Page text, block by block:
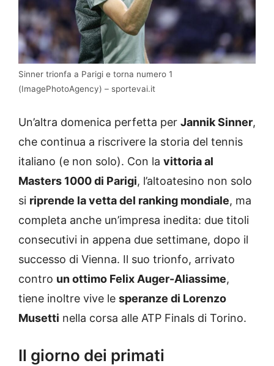
Sinner trionfa a Parigi e torna numero 1
(ImagePhotoAgency) – sportevai.it
Un’altra domenica perfetta per Jannik Sinner,
che continua a riscrivere la storia del tennis
italiano (e non solo). Con la vittoria al
Masters 1000 di Parigi, l’altoatesino non solo
si riprende la vetta del ranking mondiale, ma
completa anche un’impresa inedita: due titoli
consecutivi in appena due settimane, dopo il
successo di Vienna. Il suo trionfo, arrivato
contro un ottimo Felix Auger-Aliassime,
tiene inoltre vive le speranze di Lorenzo
Musetti nella corsa alle ATP Finals di Torino.
Il giorno dei primati